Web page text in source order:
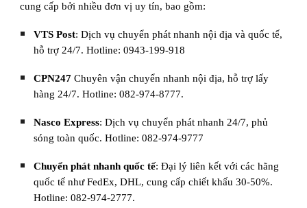
cung cấp bởi nhiều đơn vị uy tín, bao gồm:
VTS Post: Dịch vụ chuyển phát nhanh nội địa và quốc tế,
hỗ trợ 24/7. Hotline: 0943-199-918
CPN247 Chuyên vận chuyển nhanh nội địa, hỗ trợ lấy
hàng 24/7. Hotline: 082-974-8777.
Nasco Express: Dịch vụ chuyển phát nhanh 24/7, phủ
sóng toàn quốc. Hotline: 082-974-9777
Chuyển phát nhanh quốc tế: Đại lý liên kết với các hãng
quốc tế như FedEx, DHL, cung cấp chiết khấu 30-50%.
Hotline: 082-974-2777.